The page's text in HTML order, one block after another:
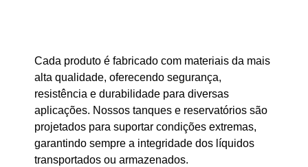
Cada produto é fabricado com materiais da mais
alta qualidade, oferecendo segurança,
resistência e durabilidade para diversas
aplicações. Nossos tanques e reservatórios são
projetados para suportar condições extremas,
garantindo sempre a integridade dos líquidos
transportados ou armazenados.